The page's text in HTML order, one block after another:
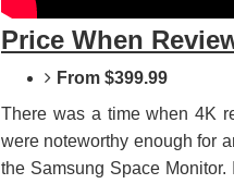
Price When
From $399.99
There was a time when 4K
were noteworthy enough for
the Samsung Space